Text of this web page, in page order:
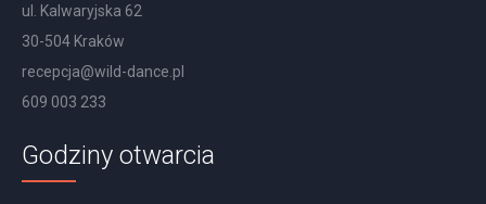
ul. Kalwaryjska 62
30-504 Kraków
recepcja@wild-dance.pl
609 003 233
Godziny otwarcia